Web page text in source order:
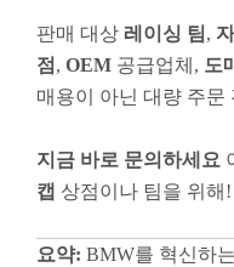
판매 대상 레이싱 팀 ,
점 , OEM 공급업체, 도
매용이 아닌 대량 주문
지금 바로 문의하세요
캡 상점이나 팀을 위해!
요약: BMW를 혁신하